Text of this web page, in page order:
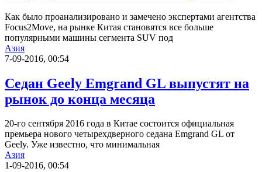
Как было проанализировано и замечено экспертами агентства
Focus2Move, на рынке Китая становятся все больше
популярными машины сегмента SUV под
Азия
7-09-2016, 00:54
Седан Geely Emgrand GL выпустят на
рынок до конца месяца
20-го сентября 2016 года в Китае состоится официальная
премьера нового четырехдверного седана Emgrand GL от
Geely. Уже известно, что минимальная
Азия
1-09-2016, 00:54